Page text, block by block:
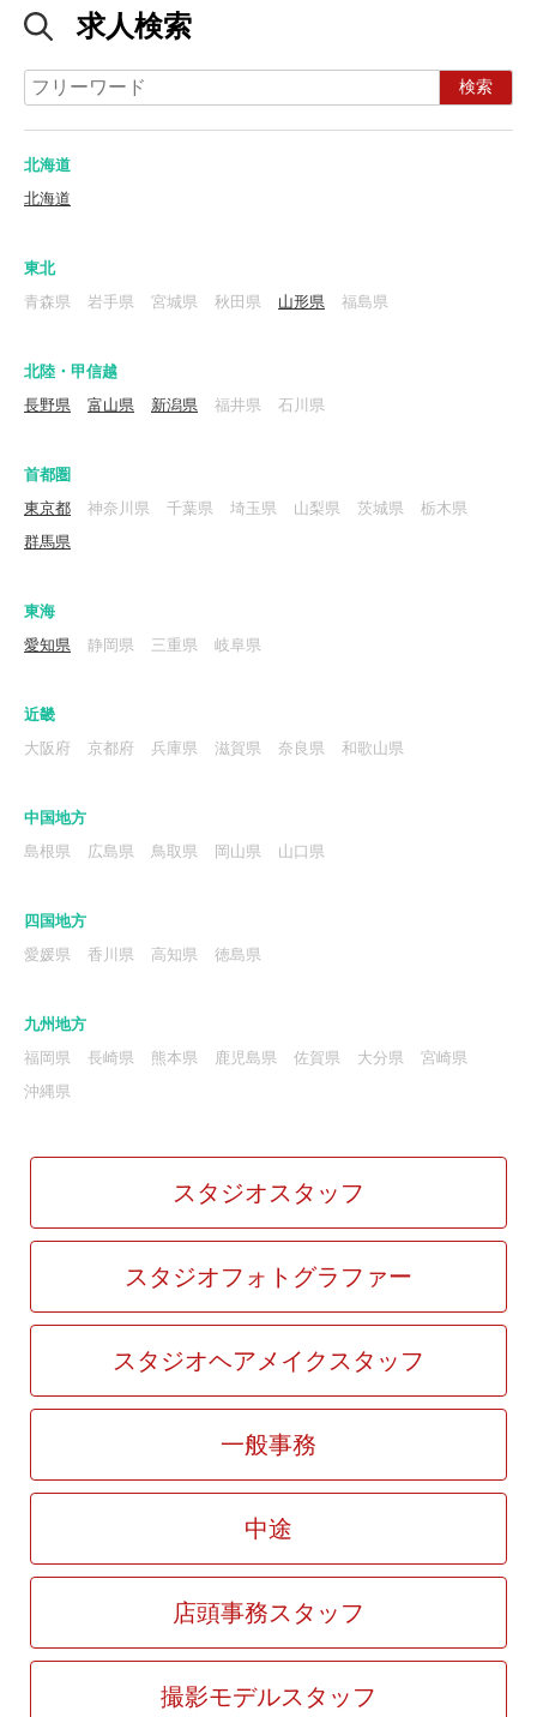
求人検索
北海道
北海道
東北
青森県
岩手県 宮城県 秋田県 山形県 福島県
北陸・甲信越
長野県
富山県 新潟県 福井県 石川県
首都圏
東京都
神奈川県 千葉県 埼玉県 山梨県 茨城県
栃木県
群馬県
東海
愛知県
静岡県 三重県 岐阜県
近畿
大阪府
京都府 兵庫県 滋賀県 奈良県 和歌山県
中国地方
島根県
広島県 鳥取県 岡山県 山口県
四国地方
愛媛県
香川県 高知県 徳島県
九州地方
福岡県
長崎県 熊本県 鹿児島県 佐賀県 大分県
宮崎県
沖縄県
スタジオスタッフ
スタジオフォトグラファー
スタジオヘアメイクスタッフ
一般事務
中途
店頭事務スタッフ
撮影モデルスタッフ